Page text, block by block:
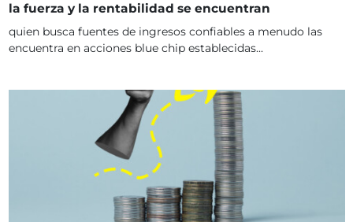
la fuerza y la rentabilidad se encuentran
quien busca fuentes de ingresos confiables a menudo las
encuentra en acciones blue chip establecidas...